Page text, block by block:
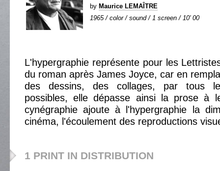
by Maurice LEMAÎTRE
1965 / color / sound / 1 screen / 10' 00
L'hypergraphie représente pour les
du roman après James Joyce, car en
des dessins, des collages, par tous
possibles, elle dépasse ainsi la prose à
cynégraphie ajoute à l'hypergraphie la
cinéma, l'écoulement des reproductions
1 PRINT IN DISTRIBUTION